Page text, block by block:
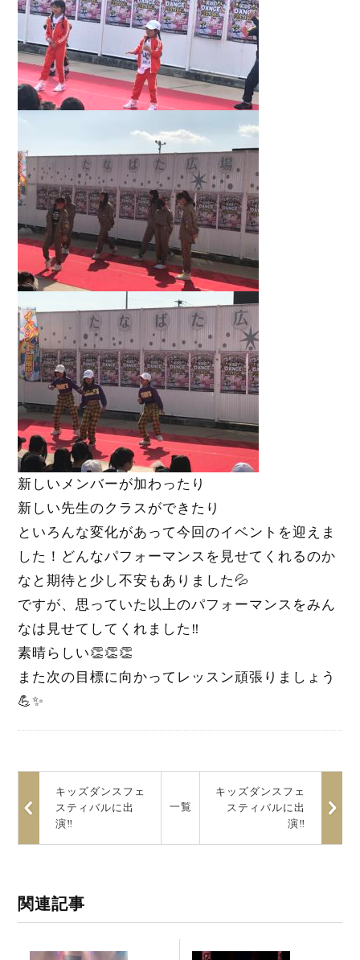
新しいメンバーが加わったり
新しい先生のクラスができたり
といろんな変化があって今回のイベントを迎えま
した！どんなパフォーマンスを見せてくれるのか
なと期待と少し不安もありました💦
ですが、思っていた以上のパフォーマンスをみん
なは見せてしてくれました‼︎
素晴らしい👏👏👏
また次の目標に向かってレッスン頑張りましょう
💪✨
キッズダンスフェ
スティバルに出
演‼️
一覧
キッズダンスフェ
スティバルに出
演‼️
関連記事